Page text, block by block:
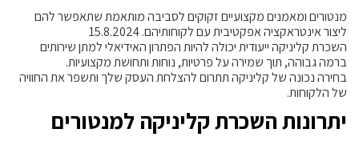
מנטורים ומאמנים מקצועיים זקוקים לסביבה מותאמת שתאפשר להם
ליצור אינטראקציה אפקטיבית עם לקוחותיהם. 15.8.2024
השכרת קליניקה ייעודית יכולה להיות הפתרון האידיאלי למתן שירותים
ברמה גבוהה, תוך שמירה על פרטיות, נוחות ותחושת מקצועיות.
בחירה נכונה של קליניקה תתרום להצלחת העסק שלך ותשפר את החוויה
של הלקוחות.
יתרונות השכרת קליניקה למנטורים